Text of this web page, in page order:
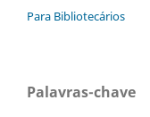
Para Bibliotecários
Palavras-chave